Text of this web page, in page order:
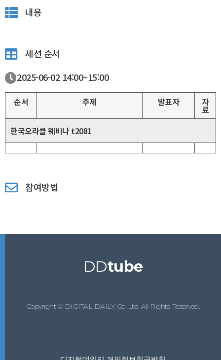
내용
세션 순서
2025-06-02 14:00~15:00
순서 주제 발표자 자
료
한국오라클 웨비나 t2081
참여방법
DDtube
Copyright © DIGITAL DAILY Co.,Ltd. All Rights Reserved.